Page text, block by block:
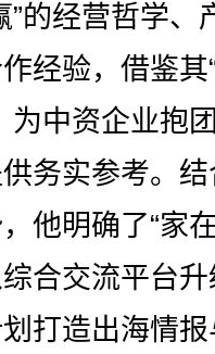
”的经营哲学、
经验，借鉴其
为中资企业抱
务实参考。
他明确了“家
合交流平台
打造出海情